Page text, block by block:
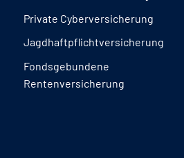
Private Cyberversicherung
Jagdhaftpflichtversicherung
Fondsgebundene
Rentenversicherung